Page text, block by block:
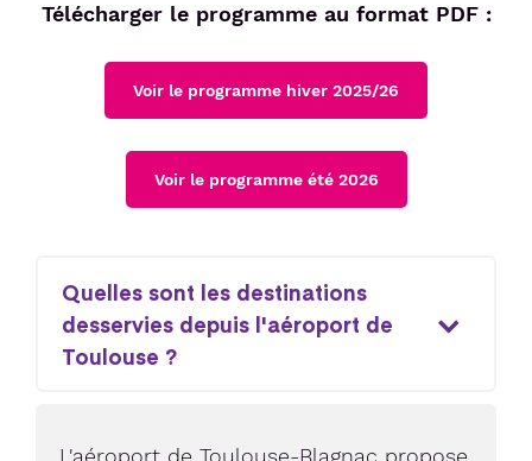
Télécharger le programme au format PDF :
Voir le programme hiver 2025/26
Voir le programme été 2026
Quelles sont les destinations
desservies depuis l'aéroport de
Toulouse ?
L'aéroport de Toulouse-Blagnac propose